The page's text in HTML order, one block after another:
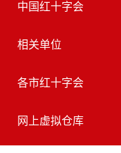
中国红十字会
相关单位
各市红十字会
网上虚拟仓库